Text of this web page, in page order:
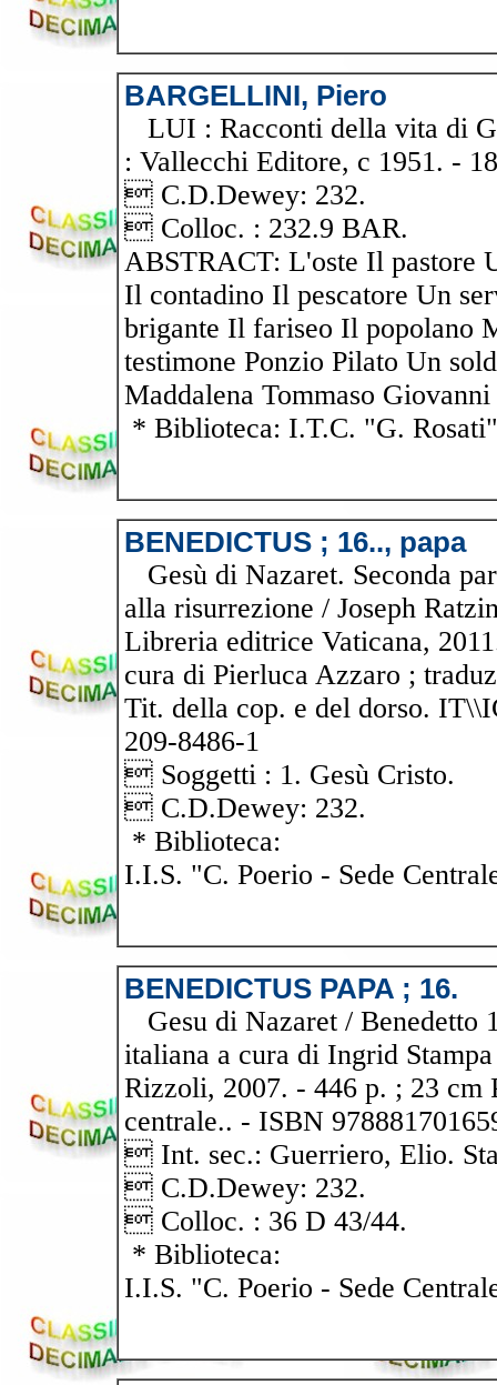
BARGELLINI, Piero
LUI : Racconti della vita di
: Vallecchi Editore, c 1951. -
 C.D.Dewey: 232.
 Colloc. : 232.9 BAR.
ABSTRACT: L'oste Il pastore
Il contadino Il pescatore Un
brigante Il fariseo Il popolano
testimone Ponzio Pilato Un
Maddalena Tommaso
* Biblioteca: I.T.C. "G. Rosati"
BENEDICTUS ; 16.., papa
Gesù di Nazaret. Seconda
alla risurrezione / Joseph
Libreria editrice Vaticana,
cura di Pierluca Azzaro ;
Tit. della cop. e del dorso.
209-8486-1
 Soggetti : 1. Gesù Cristo.
 C.D.Dewey: 232.
* Biblioteca:
I.I.S. "C. Poerio - Sede
BENEDICTUS PAPA ; 16.
Gesu di Nazaret / Benedetto
italiana a cura di Ingrid
Rizzoli, 2007. - 446 p. ; 23 cm
centrale.. - ISBN
 Int. sec.: Guerriero, Elio.
 C.D.Dewey: 232.
 Colloc. : 36 D 43/44.
* Biblioteca:
I.I.S. "C. Poerio - Sede